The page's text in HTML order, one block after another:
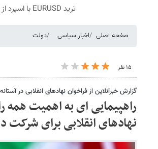
ترید EURUSD با اسپرد از صفر پیپ
صفحه اصلی اخبار سیاسی دولت
۱۵ نفر
گزارش خبرآنلاین از فراخوان نهادهای انقلابی در
نهادهای انقلابی برای شرکت در